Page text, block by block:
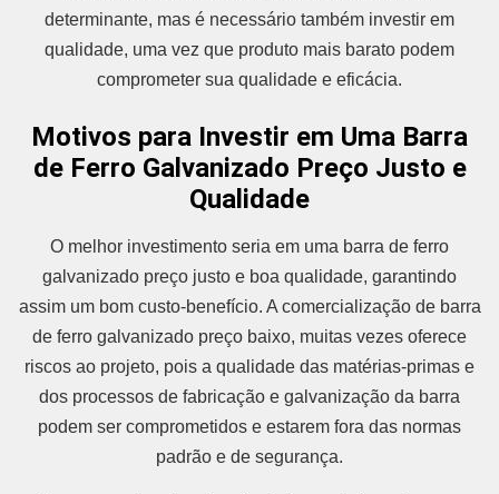
determinante, mas é necessário também investir em
qualidade, uma vez que produto mais barato podem
comprometer sua qualidade e eficácia.
Motivos para Investir em Uma Barra
de Ferro Galvanizado Preço Justo e
Qualidade
O melhor investimento seria em uma barra de ferro
galvanizado preço justo e boa qualidade, garantindo
assim um bom custo-benefício. A comercialização de barra
de ferro galvanizado preço baixo, muitas vezes oferece
riscos ao projeto, pois a qualidade das matérias-primas e
dos processos de fabricação e galvanização da barra
podem ser comprometidos e estarem fora das normas
padrão e de segurança.